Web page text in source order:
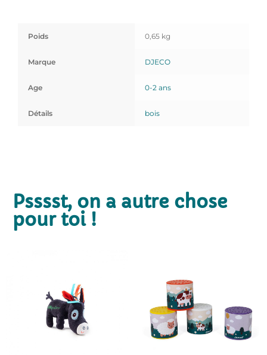
Poids 0,65 kg
Marque DJECO
Age 0-2 ans
Détails bois
Psssst, on a autre chose
pour toi !